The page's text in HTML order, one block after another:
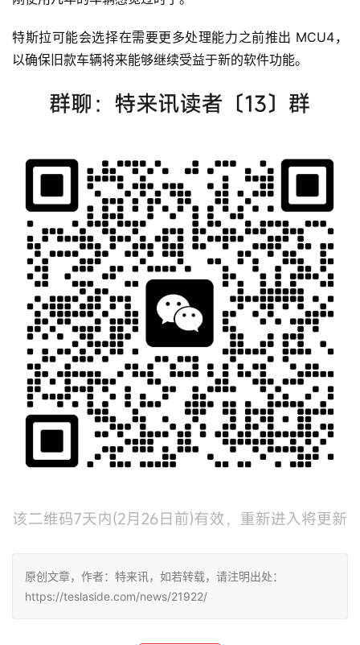
特斯拉可能会选择在需要更多处理能力之前推出 MCU4，
以确保旧款车辆将来能够继续受益于新的软件功能。
原创文章，作者：特来讯，如若转载，请注明出处：
https://teslaside.com/news/21922/